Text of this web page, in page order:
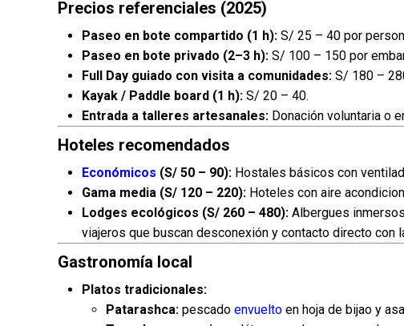
Precios referenciales (2025)
Paseo en bote compartido (1 h): S/ 25 – 40 por
Paseo en bote privado (2–3 h): S/ 100 – 150 por
Full Day guiado con visita a comunidades: S/ 180 –
Kayak / Paddle board (1 h): S/ 20 – 40.
Entrada a talleres artesanales: Donación voluntaria o
Hoteles recomendados
Económicos (S/ 50 – 90): Hostales básicos con
Gama media (S/ 120 – 220): Hoteles con aire
Lodges ecológicos (S/ 260 – 480): Albergues
viajeros que buscan desconexión y contacto directo con
Gastronomía local
Platos tradicionales:
Patarashca: pescado envuelto en hoja de bijao y